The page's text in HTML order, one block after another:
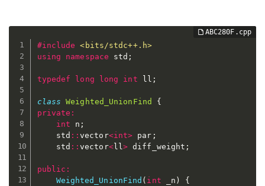
#include
<bits/stdc++.h>
using
namespace std ;
typedef long long int ll ;
class Weighted_UnionFind
{
private :
int n ;
	std
::vector<int> par ;
	std
::vector<ll> diff_weight ;
public :
Weighted_UnionFind ( int _n )
{